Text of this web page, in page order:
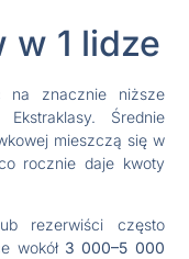
w 1 lidze
na znacznie niższe
Średnie
mieszczą się w
rocznie daje kwoty
rezerwiści często
wokół 3 000–5 000